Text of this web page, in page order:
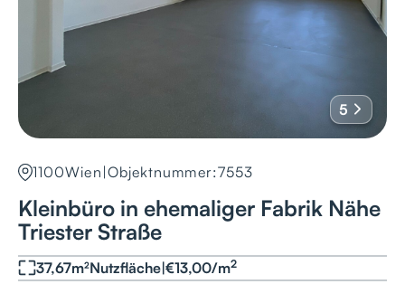
5
1100Wien |Objektnummer:7553
Kleinbüro in ehemaliger Fabrik Nähe
Triester Straße
37,67m²Nutzfläche|€13,00/m2